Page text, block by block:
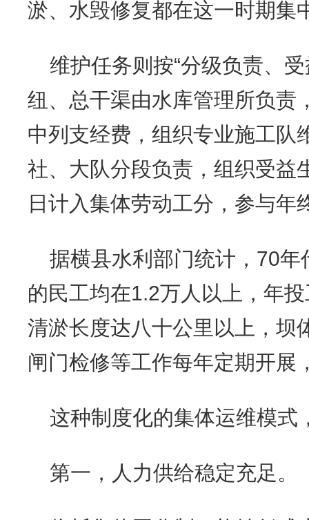
淤、水毁修复都在这一时期集
维护任务则按“分级负责、
纽、总干渠由水库管理所负责
中列支经费，组织专业施工队
社、大队分段负责，组织受益
日计入集体劳动工分，参与年
据横县水利部门统计，70
的民工均在1.2万人以上，年
清淤长度达八十公里以上，坝
闸门检修等工作每年定期开展
这种制度化的集体运维模式
第一，人力供给稳定充足。